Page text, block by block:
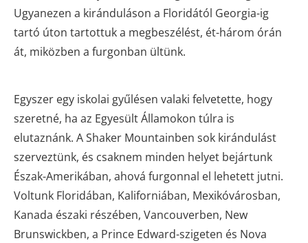
Ugyanezen a kiránduláson a Floridától Georgia-ig
tartó úton tartottuk a megbeszélést, ét-három órán
át, miközben a furgonban ültünk.
Egyszer egy iskolai gyűlésen valaki felvetette, hogy
szeretné, ha az Egyesült Államokon túlra is
elutaznánk. A Shaker Mountainben sok kirándulást
szerveztünk, és csaknem minden helyet bejártunk
Észak-Amerikában, ahová furgonnal el lehetett jutni.
Voltunk Floridában, Kaliforniában, Mexikóvárosban,
Kanada északi részében, Vancouverben, New
Brunswickben, a Prince Edward-szigeten és Nova